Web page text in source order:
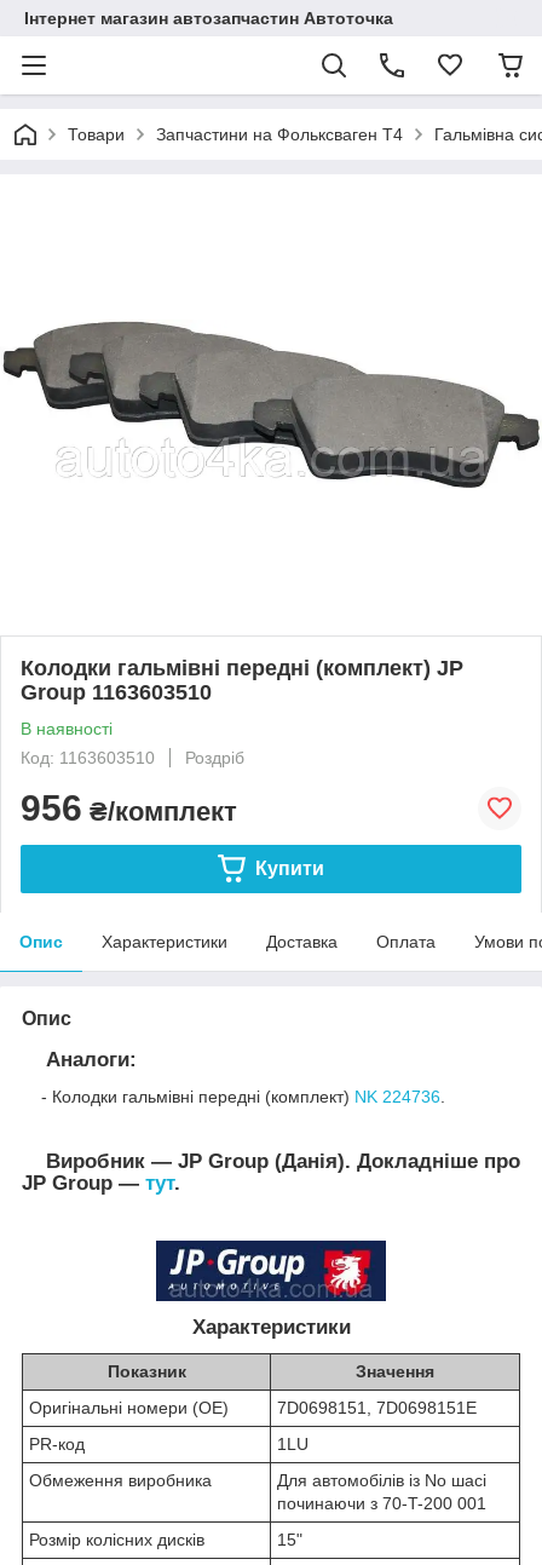
Інтернет магазин автозапчастин Автоточка
Товари Запчастини на Фольксваген Т4 Гальмівна
Колодки гальмівні передні (комплект) JP
Group 1163603510
В наявності
Код: 1163603510
Роздріб
956 ₴/комплект
Купити
Опис Характеристики Доставка Оплата Умови
Опис
Аналоги:
- Колодки гальмівні передні (комплект) NK 224736
Виробник — JP Group (Данія). Докладніше про
JP Group — тут.
Характеристики
Показник
Значення
Оригінальні номери (OE)
7D0698151, 7D0698151E
PR-код
1LU
Обмеження виробника
Для автомобілів із No шасі
починаючи з 70-T-200 001
Розмір колісних дисків
15"